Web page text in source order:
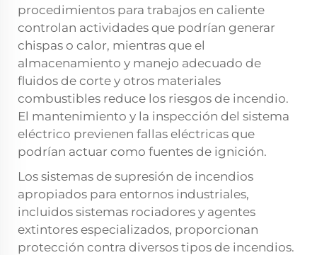
procedimientos para trabajos en caliente
controlan actividades que podrían generar
chispas o calor, mientras que el
almacenamiento y manejo adecuado de
fluidos de corte y otros materiales
combustibles reduce los riesgos de incendio.
El mantenimiento y la inspección del sistema
eléctrico previenen fallas eléctricas que
podrían actuar como fuentes de ignición.
Los sistemas de supresión de incendios
apropiados para entornos industriales,
incluidos sistemas rociadores y agentes
extintores especializados, proporcionan
protección contra diversos tipos de incendios.